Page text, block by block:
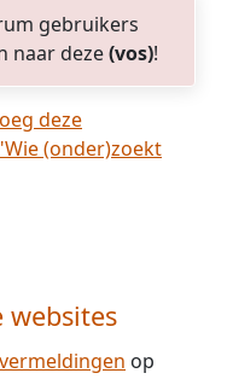
gebruikers
naar deze(vos)!
deze
(onder)zoekt
websites
op